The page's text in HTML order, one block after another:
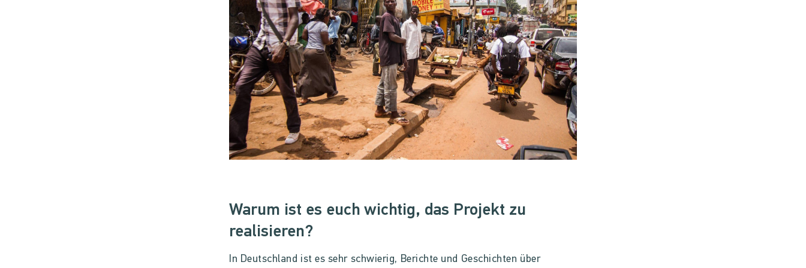
Warum ist es euch wichtig, das Projekt zu
realisieren?
In Deutschland ist es sehr schwierig, Berichte und Geschichten über